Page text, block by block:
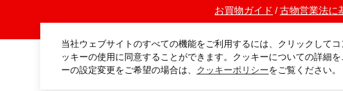
当社ウェブサイトのすべての機能をご利用するには、クリックして
ッキーの使用に同意することができます。クッキーについての詳細
ーの設定変更をご希望の場合は、 クッキーポリシーをご覧ください。
お買物ガイド /古物営業法に